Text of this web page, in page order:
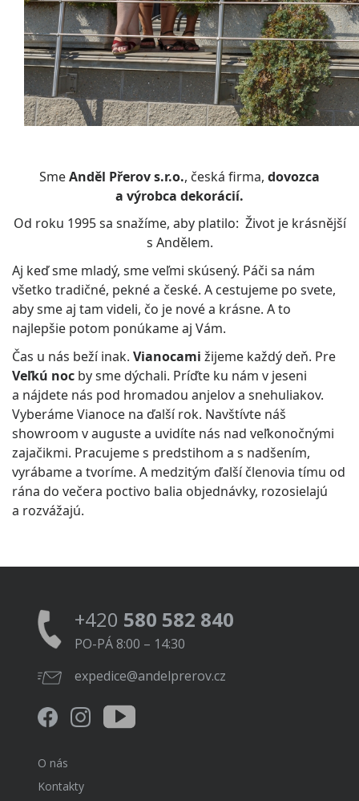
SmeAnděl Přerov s.r.o., česká firma, dovozca
a výrobca dekorácií.
Od roku 1995 sa snažíme, aby platilo: Život je krásnější
s Andělem.
Aj keď sme mladý, sme veľmi skúsený. Páči sa nám
všetko tradičné, pekné a české. A cestujeme po svete,
aby sme aj tam videli, čo je nové a krásne. A to
najlepšie potom ponúkame aj Vám.
Čas u nás beží inak. Vianocami žijeme každý deň. Pre
Veľkú noc by sme dýchali. Príďte ku nám v jeseni
a nájdete nás pod hromadou anjelov a snehuliakov.
Vyberáme Vianoce na ďalší rok. Navštívte náš
showroom v auguste a uvidíte nás nad veľkonočnými
zajačikmi. Pracujeme s predstihom a s nadšením,
vyrábame a tvoríme. A medzitým ďalší členovia tímu od
rána do večera poctivo balia objednávky, rozosielajú
a rozvážajú.
+420 580 582 840
PO-PÁ 8:00 – 14:30
expedice@andelprerov.cz
O nás
Kontakty